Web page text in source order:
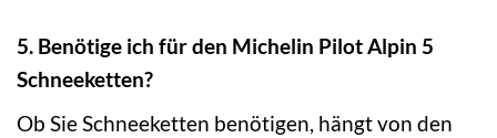
5. Benötige ich für den Michelin Pilot Alpin 5
Schneeketten?
Ob Sie Schneeketten benötigen, hängt von den